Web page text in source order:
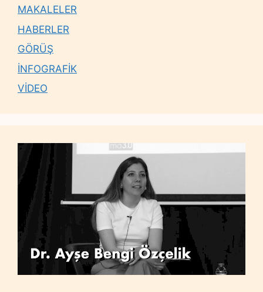
MAKALELER
HABERLER
GÖRÜŞ
İNFOGRAFİK
VİDEO